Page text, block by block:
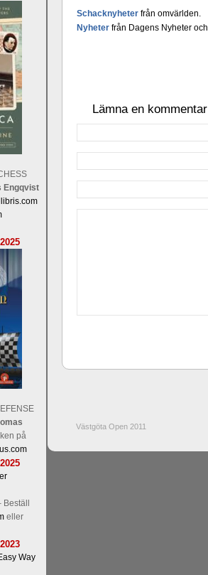
Engqvist
på
Beställ
eller
Schacknyheterfrån omvärlden.
Nyheterfrån Dagens Nyheter och
Lämna en kommentar
Västgöta Open 2011